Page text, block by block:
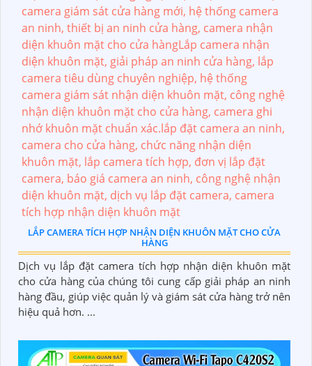
LẮP CAMERA TÍCH HỢP NHẬN DIỆN KHUÔN MẶT CHO CỬA
HÀNG
Dịch vụ lắp đặt camera tích hợp nhận diện khuôn mặt
cho cửa hàng của chúng tôi cung cấp giải pháp an ninh
hàng đầu, giúp việc quản lý và giám sát cửa hàng trở nên
hiệu quả hơn. ...